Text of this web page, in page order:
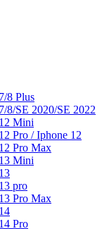
8 Plus
8/SE 2020/SE 2022
Mini
Pro / Iphone 12
Pro Max
Mini
pro
Pro Max
Pro